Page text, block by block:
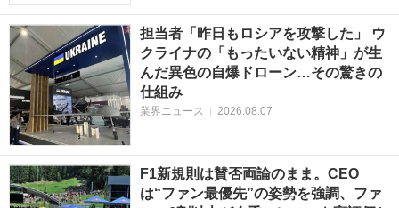
担当者「昨日もロシアを攻撃した」 ウ
クライナの「もったいない精神」が生
んだ異色の自爆ドローン…その驚きの
仕組み
業界ニュース 2026.08.07
F1新規則は賛否両論のまま。CEO
は“ファン最優先”の姿勢を強調、ファ